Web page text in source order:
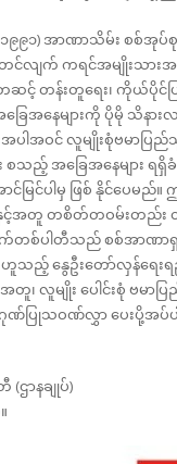
-၁၉၉၁) အာဏာသိမ်း စစ်
င်လျက် ကရင်အမျိုးသား
န်းတူရေး၊ ကိုယ်ပိုင်ပြဋ္ဌ
အနေများကို ပိုမို သိနာ
အပါအဝင် လူမျိုးစုံဗမာပ
ည့် အခြေအနေများ ရရှိ
ာင်မြင်ပါမှ ဖြစ် နိုင်ပ
းနှင့်အတူ တစိတ်တဝမ်းတ
ပါတီသည် စစ်အာဏာရှင်
ည့် နွေဦးတော်လှန်ရေးရ
တူ၊ လူမျိုး ပေါင်းစုံ ဗ
း ဂုဏ်ပြုသဝဏ်လွှာ ပေးပို့အပ်
ာနချုပ်)